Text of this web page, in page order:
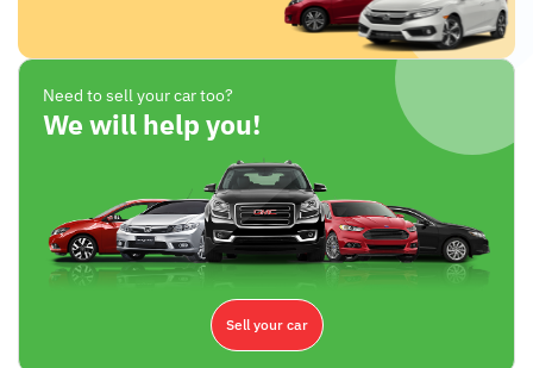
Need to sell your car too?
We will help you!
Sell your car